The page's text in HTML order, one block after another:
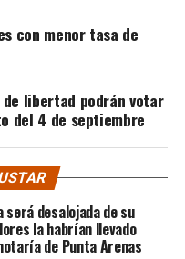
con menor tasa de
libertad podrán votar
del 4 de septiembre
desalojada de su
la habrían llevado
de Punta Arenas